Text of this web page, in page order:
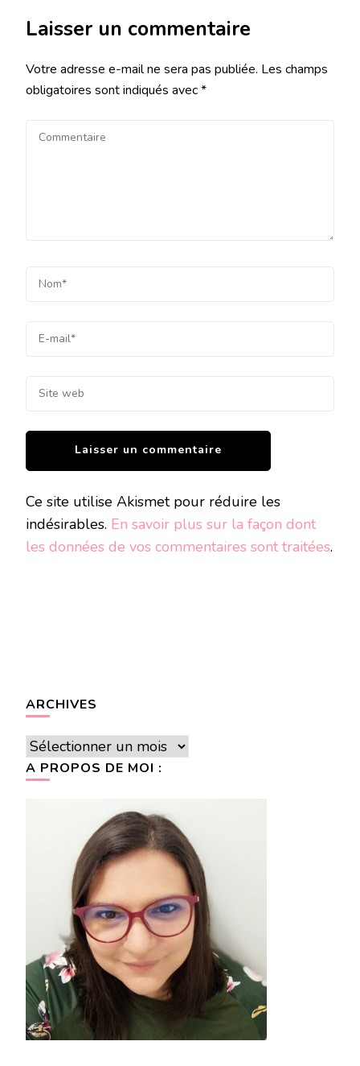
Laisser un commentaire
Votre adresse e-mail ne sera pas publiée. Les champs
obligatoires sont indiqués avec*
Ce site utilise Akismet pour réduire les
indésirables. En savoir plus sur la façon dont
les données de vos commentaires sont traitées.
ARCHIVES
Archives
A PROPOS DE MOI :